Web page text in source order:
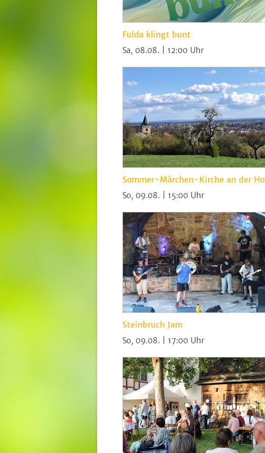
Fulda klingt bunt
Sa, 08.08. | 12:00
Sommer-Märchen-Kirche an der
So, 09.08. | 15:00
Steinbruch Jam
So, 09.08. | 17:00